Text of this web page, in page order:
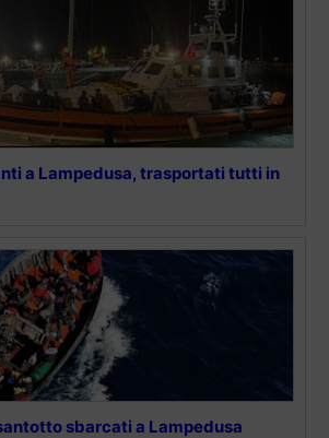
a Lampedusa, trasportati tutti in
sbarcati a Lampedusa